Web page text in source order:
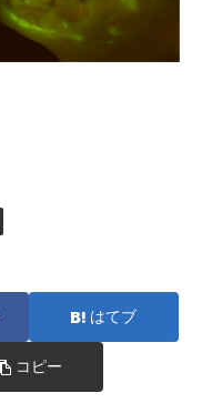
はてブ
コピー